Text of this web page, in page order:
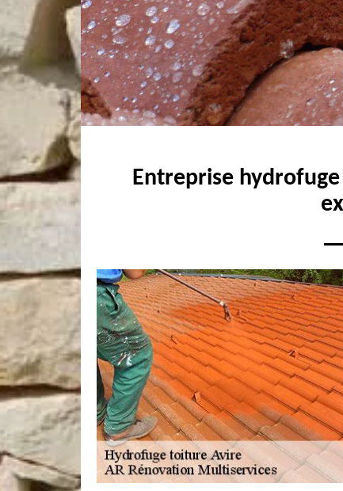
Entreprise